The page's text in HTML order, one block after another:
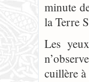
minute
la Terre
Les
cuillère